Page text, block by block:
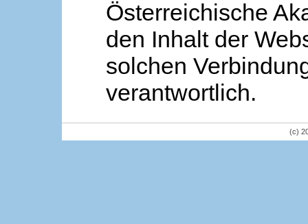
Österreichische
den Inhalt der
solchen
verantwortlich.
(c)